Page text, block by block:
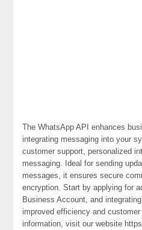
The WhatsApp API enhances
integrating messaging into your
customer support, personalized
messaging. Ideal for sending
messages, it ensures secure
encryption. Start by applying for
Business Account, and
improved efficiency and
information, visit our website